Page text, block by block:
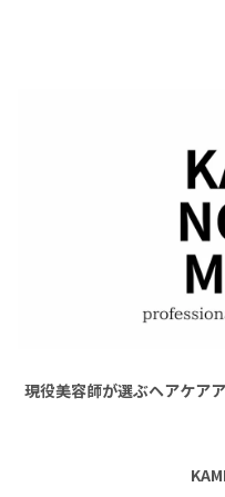
現役美容師が選ぶヘアケア